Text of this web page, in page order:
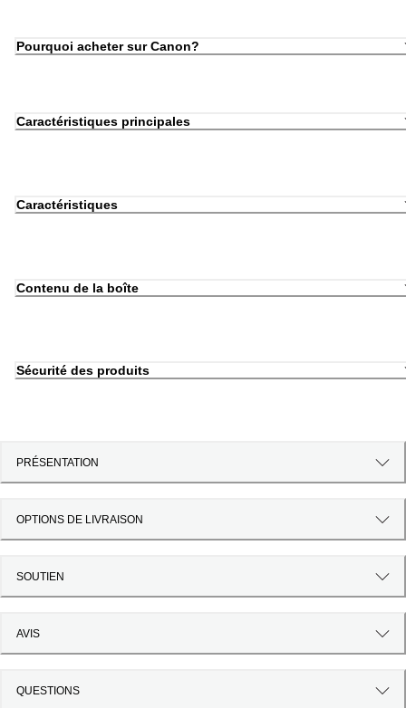
Pourquoi acheter sur Canon?
Caractéristiques principales
Caractéristiques
Contenu de la boîte
Sécurité des produits
PRÉSENTATION
OPTIONS DE LIVRAISON
SOUTIEN
AVIS
QUESTIONS